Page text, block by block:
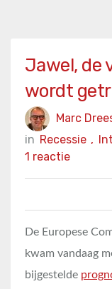
Jawel, de
wordt
Marc
in Recessie ,
1 reactie
De Europese
kwam vandaag
bijgestelde